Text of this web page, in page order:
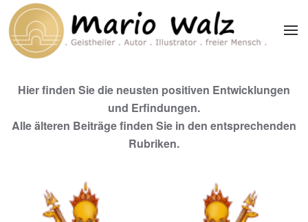
Zum Hauptinhalt springen
Hier finden Sie die neusten positiven Entwicklungen
und Erfindungen.
Alle älteren Beiträge finden Sie in den entsprechenden
Rubriken.